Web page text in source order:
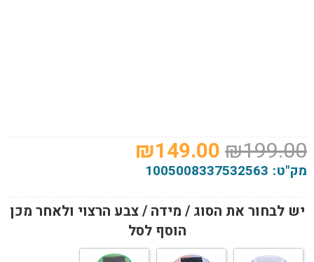
₪199.00 המחיר
המקורי
₪199.00.
₪149.00
₪149.00.
מק"ט: 1005008337532563
יש לבחור את הסוג / מידה / צבע הרצוי ולאחר מכן
הוסף לסל